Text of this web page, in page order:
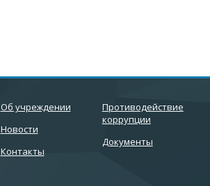
Об учреждении
Новости
Контакты
Противодействие
коррупции
Документы